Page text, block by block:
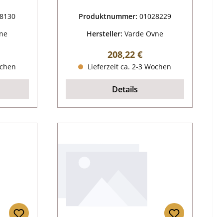
Produktnummer: 01028229
Hersteller: Varde Ovne
Regulärer Preis:
208,22 €
Lieferzeit ca. 2-3 Wochen
Details